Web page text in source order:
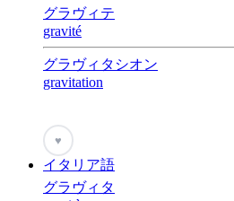
グラヴィテ
gravité
グラヴィタシオン
gravitation
♥
イタリア語
グラヴィタ